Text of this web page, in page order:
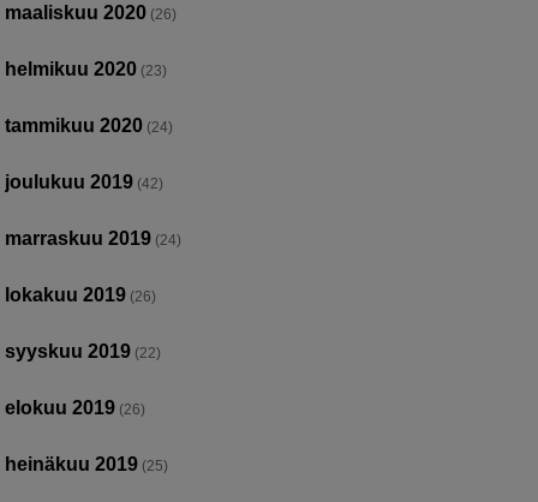
maaliskuu 2020 (26)
helmikuu 2020 (23)
tammikuu 2020 (24)
joulukuu 2019 (42)
marraskuu 2019 (24)
lokakuu 2019 (26)
syyskuu 2019 (22)
elokuu 2019 (26)
heinäkuu 2019 (25)